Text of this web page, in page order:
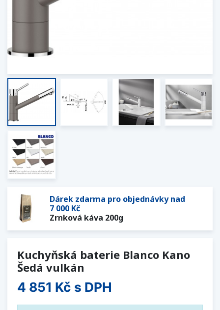
Dárek zdarma pro objednávky nad
7 000 Kč
Zrnková káva 200g
Kuchyňská baterie Blanco Kano
Šedá vulkán
4 851 Kč s DPH